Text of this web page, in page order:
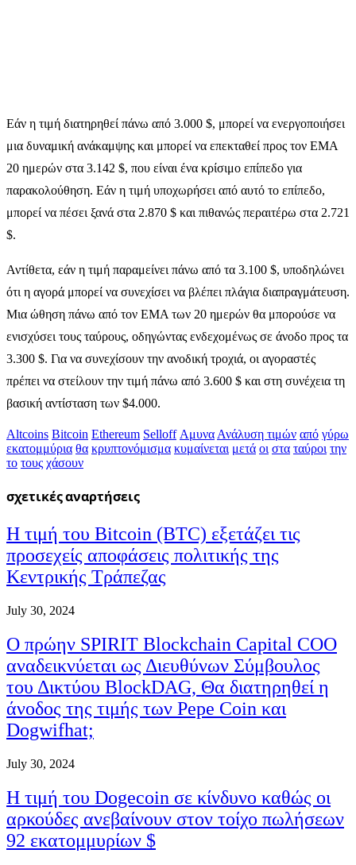
Εάν η τιμή διατηρηθεί πάνω από 3.000 $, μπορεί να ενεργοποιήσει
μια δυναμική ανάκαμψης και μπορεί να επεκταθεί προς τον EMA
20 ημερών στα 3.142 $, που είναι ένα κρίσιμο επίπεδο για
παρακολούθηση. Εάν η τιμή υποχωρήσει από αυτό το επίπεδο,
μπορεί να πέσει ξανά στα 2.870 $ και πιθανώς περαιτέρω στα 2.721
$.
Αντίθετα, εάν η τιμή παραμείνει πάνω από τα 3.100 $, υποδηλώνει
ότι η αγορά μπορεί να συνεχίσει να βλέπει πλάγια διαπραγμάτευση.
Μια ώθηση πάνω από τον EMA των 20 ημερών θα μπορούσε να
ενισχύσει τους ταύρους, οδηγώντας ενδεχομένως σε άνοδο προς τα
3.300 $. Για να συνεχίσουν την ανοδική τροχιά, οι αγοραστές
πρέπει να στείλουν την τιμή πάνω από 3.600 $ και στη συνέχεια τη
βασική αντίσταση των $4.000.
Altcoins Bitcoin Ethereum Selloff Αμυνα Ανάλυση τιμών από γύρω
εκατομμύρια θα κρυπτονόμισμα κυμαίνεται μετά οι στα ταύροι την
το τους χάσουν
σχετικέςαναρτήσεις
Η τιμή του Bitcoin (BTC) εξετάζει τις
προσεχείς αποφάσεις πολιτικής της
Κεντρικής Τράπεζας
July 30, 2024
Ο πρώην SPIRIT Blockchain Capital COO
αναδεικνύεται ως Διευθύνων Σύμβουλος
του Δικτύου BlockDAG, Θα διατηρηθεί η
άνοδος της τιμής των Pepe Coin και
Dogwifhat;
July 30, 2024
Η τιμή του Dogecoin σε κίνδυνο καθώς οι
αρκούδες ανεβαίνουν στον τοίχο πωλήσεων
92 εκατομμυρίων $